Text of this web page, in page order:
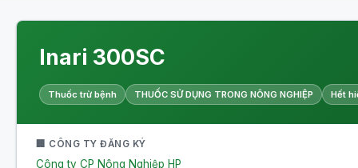
Inari 300SC
Thuốc trừ bệnh THUỐC SỬ DỤNG TRONG NÔNG NGHIỆP Hết
🏢 CÔNG TY ĐĂNG KÝ
Công ty CP Nông Nghiệp HP